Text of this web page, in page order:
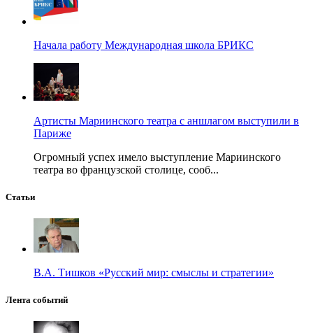
Начала работу Международная школа БРИКС
Артисты Мариинского театра с аншлагом выступили в
Париже
Огромный успех имело выступление Мариинского
театра во французской столице, сооб...
Статьи
В.А. Тишков «Русский мир: смыслы и стратегии»
Лента событий